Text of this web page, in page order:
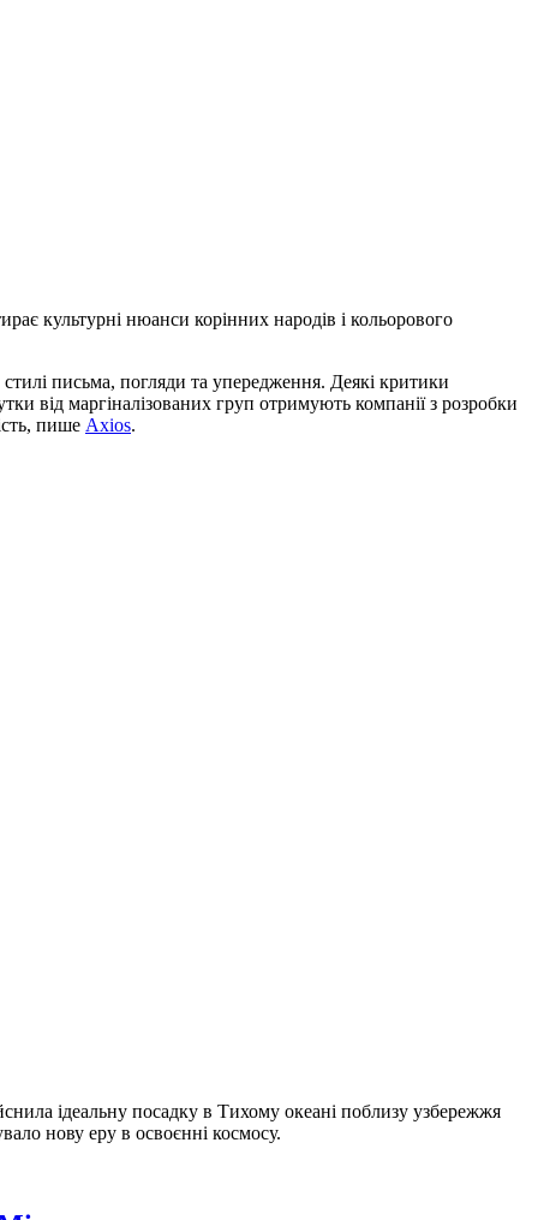
культурні нюанси корінних народів і кольорового
стилі письма, погляди та упередження. Деякі критики
від маргіналізованих груп отримують компанії з розробки
, пише Axios.
ідеальну посадку в Тихому океані поблизу узбережжя
нову еру в освоєнні космосу.